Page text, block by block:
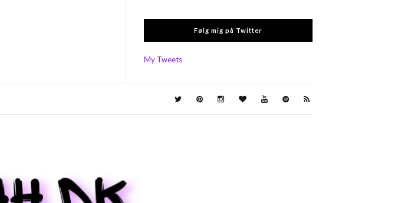
Følg mig på Twitter
My Tweets